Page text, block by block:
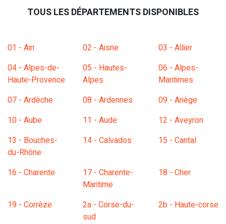
TOUS LES DÉPARTEMENTS DISPONIBLES
01 - Ain 02 - Aisne
03 - Allier
04 - Alpes-de-
Haute-Provence
05 - Hautes-
Alpes
06 - Alpes-
Maritimes
07 - Ardèche
08 - Ardennes
09 - Ariège
10 - Aube
11 - Aude
12 - Aveyron
13 - Bouches-
du-Rhône
14 - Calvados 15 - Cantal
16 - Charente
17 - Charente-
Maritime
18 - Cher
19 - Corrèze
2a - Corse-du-
sud
2b - Haute-corse